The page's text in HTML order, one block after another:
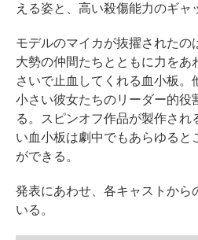
える姿と、高い殺傷能力のギャ
モデルのマイカが抜擢されたの
大勢の仲間たちとともに力をあ
さいで止血してくれる血小板。
小さい彼女たちのリーダー的役
る。スピンオフ作品が製作され
い血小板は劇中でもあらゆると
ができる。
発表にあわせ、各キャストから
いる。